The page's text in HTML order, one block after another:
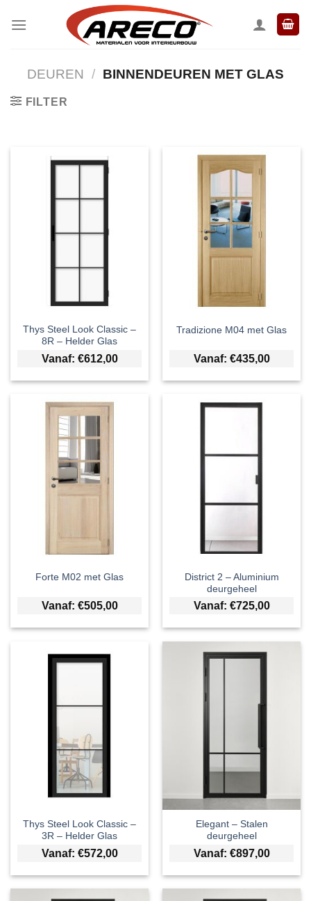
naar
DEUREN / BINNENDEUREN MET GLAS
FILTER
Thys Steel Look Classic –
8R – Helder Glas
Vanaf: €612,00
Tradizione M04 met Glas
Vanaf: €435,00
Forte M02 met Glas
Vanaf: €505,00
District 2 – Aluminium
deurgeheel
Vanaf: €725,00
Thys Steel Look Classic –
3R – Helder Glas
Vanaf: €572,00
Elegant – Stalen
deurgeheel
Vanaf: €897,00